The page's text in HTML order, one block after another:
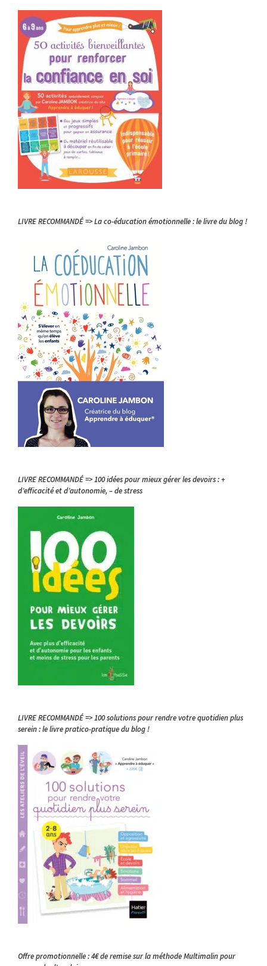
LIVRE RECOMMANDÉ => La co-éducation émotionnelle : le livre du blog !
LIVRE RECOMMANDÉ => 100 idées pour mieux gérer les devoirs : +
d’efficacité et d’autonomie, – de stress
LIVRE RECOMMANDÉ => 100 solutions pour rendre votre quotidien plus
serein : le livre pratico-pratique du blog !
Offre promotionnelle : 4€ de remise sur la méthode Multimalin pour